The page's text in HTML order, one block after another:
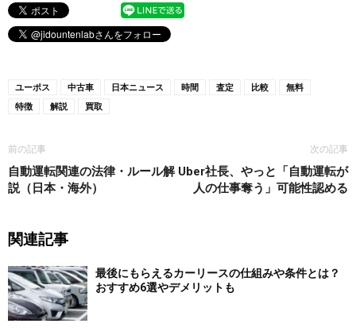
ユーポス 中古車 日本ニュース 時間 査定 比較
無料
特徴
解説 買取
前の記事
自動運転関連の法律・ルール解
説（日本・海外）
次の記事
Uber社長、やっと「自動運転が
人の仕事奪う」可能性認める
関連記事
最後にもらえるカーリースの仕組みや条件とは？
おすすめ6選やデメリットも